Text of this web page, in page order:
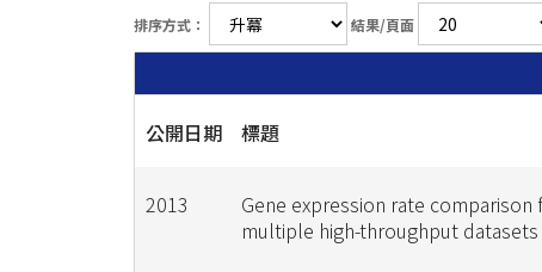
排序方式： 結果/頁面
公開日期 標題
2013
Gene expression rate comparison
multiple high-throughput datasets